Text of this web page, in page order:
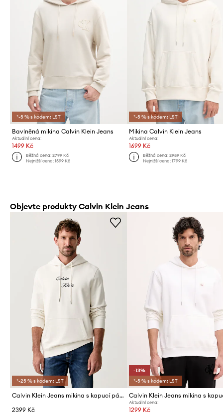
*-5 % s kódem: LST
Bavlněná mikina Calvin Klein Jeans
Aktuální cena:
1499 Kč
Běžná cena:2799 Kč
Nejnižší cena:1599 Kč
*-5 % s kódem: LST
Mikina Calvin Klein Jeans
Aktuální cena:
1699 Kč
Běžná cena: 2989 Kč
Nejnižší cena: 1799 Kč
Objevte produkty Calvin Klein Jeans
*-25 % s kódem: LST
Calvin Klein Jeans mikina s kapucí pánská bavlněná
2399 Kč
-13%
*-5 % s kódem: LST
Aktuální cena:
1299 Kč